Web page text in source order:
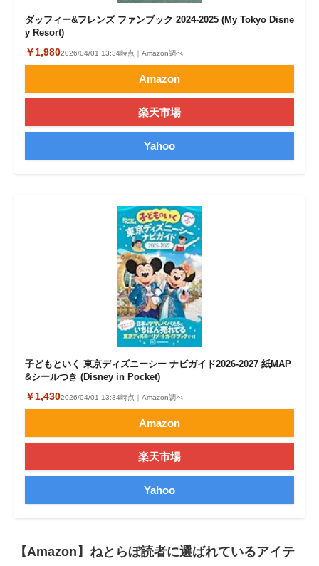
ダッフィー&フレンズ ファンブック 2024-2025 (My Tokyo Disne
y Resort)
￥1,9802026/04/01 13:34時点｜Amazon調べ
Amazon
楽天市場
Yahoo
子どもといく 東京ディズニーシー ナビガイド2026-2027 紙MAP
&シールつき (Disney in Pocket)
￥1,4302026/04/01 13:34時点｜Amazon調べ
Amazon
楽天市場
Yahoo
【Amazon】ねとらぼ読者に選ばれているアイテ